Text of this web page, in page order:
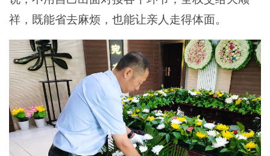
祥，既能省去麻烦，也能让亲人走得体面。